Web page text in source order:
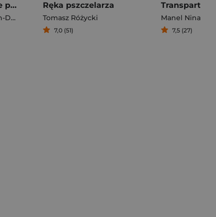
Gdyby ktoś o mnie pytał
Eugeniusz Tkaczyszyn-Dycki
Ręka pszczelarza
Tomasz Różycki
7,0 (51)
Transparty
Manel Nina
7,5 (27)